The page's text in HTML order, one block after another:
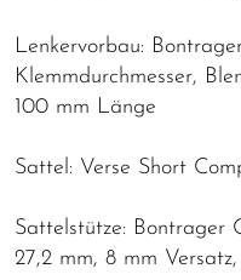
Lenkervorbau:
Klemmdurchmesser,
100 mm Länge
Sattel: Verse Short
Sattelstütze: Bontrager
27,2 mm, 8 mm